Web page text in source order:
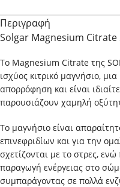
Περιγραφή
Solgar Magnesium Citrate
Το Magnesium Citrate της
ισχύος κιτρικό μαγνήσιο,
απορρόφηση και είναι
παρουσιάζουν χαμηλή
Το μαγνήσιο είναι
επινεφριδίων και για την
σχετίζονται με το στρες,
παραγωγή ενέργειας στο
συμπαράγοντας σε πολλά